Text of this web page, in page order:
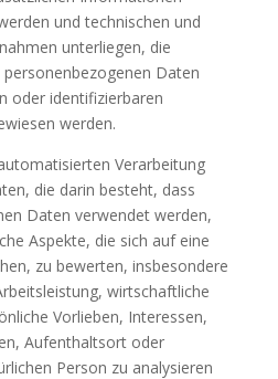
und technischen und
unterliegen, die
Daten
oder identifizierbaren
werden.
Verarbeitung
die darin besteht, dass
Daten verwendet werden,
Aspekte, die sich auf eine
zu bewerten, insbesondere
wirtschaftliche
Vorlieben, Interessen,
Aufenthaltsort oder
Person zu analysieren